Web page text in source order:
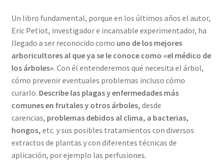
Un libro fundamental, porque en los últimos años el autor,
Eric Petiot, investigador e incansable experimentador, ha
llegado a ser reconocido como uno de los mejores
arboricultores al que ya se le conoce como «el médico de
los árboles». Con él entenderemos qué necesita el árbol,
cómo prevenir eventuales problemas incluso cómo
curarlo. Describe las plagas y enfermedades más
comunes en frutales y otros árboles, desde
carencias, problemas debidos al clima, a bacterias,
hongos, etc. y sus posibles tratamientos con diversos
extractos de plantas y con diferentes técnicas de
aplicación, por ejemplo las perfusiones.